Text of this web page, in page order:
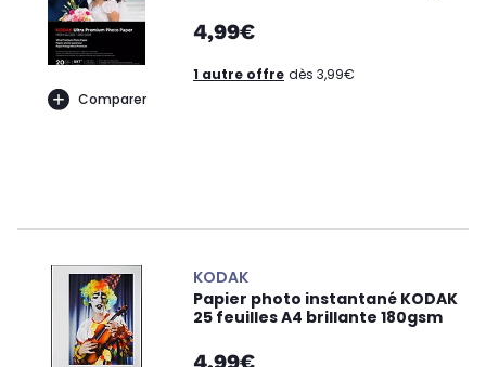
Comparer
4,99€
1 autre offre dès 3,99€
KODAK
Papier photo instantané KODAK
25 feuilles A4 brillante 180gsm
4,99€